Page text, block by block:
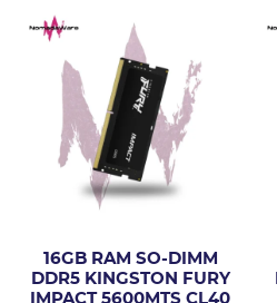
16GB RAM SO-DIMM
DDR5 KINGSTON FURY
IMPACT 5600MTS CL40